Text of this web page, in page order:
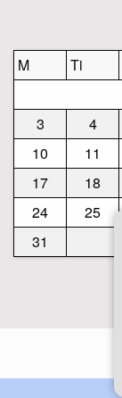
M
Ti
3
4
10
11
17
18
24
25
31